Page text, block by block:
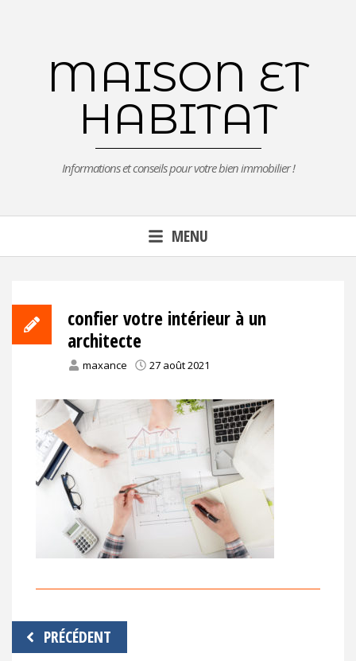
MAISON ET
HABITAT
Informations et conseils pour votre bien immobilier !
MENU
confier votre intérieur à un
architecte
maxance 27 août 2021
Navigation
de
PRÉCÉDENT